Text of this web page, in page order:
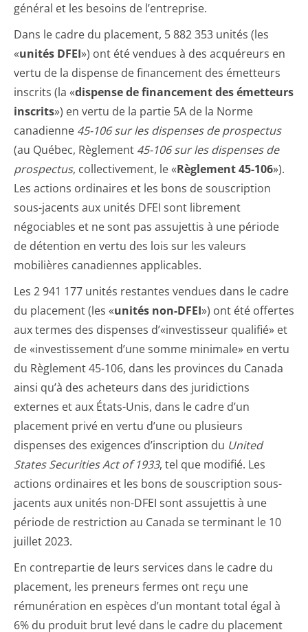
général et les besoins de l’entreprise.
Dans le cadre du placement, 5 882 353 unités (les
«unités DFEI») ont été vendues à des acquéreurs en
vertu de la dispense de financement des émetteurs
inscrits (la «dispense de financement des émetteurs
inscrits») en vertu de la partie 5A de la Norme
canadienne 45-106 sur les dispenses de prospectus
(au Québec, Règlement 45-106 sur les dispenses de
prospectus, collectivement, le «Règlement 45-106»).
Les actions ordinaires et les bons de souscription
sous-jacents aux unités DFEI sont librement
négociables et ne sont pas assujettis à une période
de détention en vertu des lois sur les valeurs
mobilières canadiennes applicables.
Les 2 941 177 unités restantes vendues dans le cadre
du placement (les «unités non-DFEI») ont été offertes
aux termes des dispenses d’«investisseur qualifié» et
de «investissement d’une somme minimale» en vertu
du Règlement 45-106, dans les provinces du Canada
ainsi qu’à des acheteurs dans des juridictions
externes et aux États-Unis, dans le cadre d’un
placement privé en vertu d’une ou plusieurs
dispenses des exigences d’inscription du United
States Securities Act of 1933, tel que modifié. Les
actions ordinaires et les bons de souscription sous-
jacents aux unités non-DFEI sont assujettis à une
période de restriction au Canada se terminant le 10
juillet 2023.
En contrepartie de leurs services dans le cadre du
placement, les preneurs fermes ont reçu une
rémunération en espèces d’un montant total égal à
6% du produit brut levé dans le cadre du placement